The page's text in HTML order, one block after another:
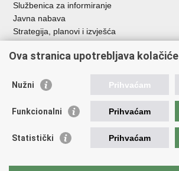
Službenica za informiranje
Javna nabava
Strategija, planovi i izvješća
Korisne poveznice
Vlada RH
ASOO
CARNET
Ova stranica upotrebljava kolačiće
Nužni Prihvaćam
Funkcionalni Prihvaćam
Statistički Prihvaćam